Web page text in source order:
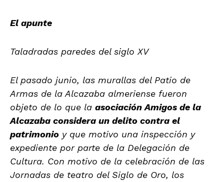
El apunte
Taladradas paredes del siglo XV
El pasado junio, las murallas del Patio de
Armas de la Alcazaba almeriense fueron
objeto de lo que la asociación Amigos de la
Alcazaba considera un delito contra el
patrimonio y que motivo una inspección y
expediente por parte de la Delegación de
Cultura. Con motivo de la celebración de las
Jornadas de teatro del Siglo de Oro, los